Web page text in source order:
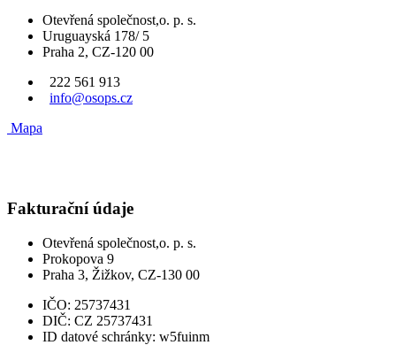
Otevřená společnost,o. p. s.
Uruguayská 178/ 5
Praha 2, CZ-120 00
222 561 913
info@osops.cz
Mapa
Fakturační údaje
Otevřená společnost,o. p. s.
Prokopova 9
Praha 3, Žižkov, CZ-130 00
IČO: 25737431
DIČ: CZ 25737431
ID datové schránky: w5fuinm